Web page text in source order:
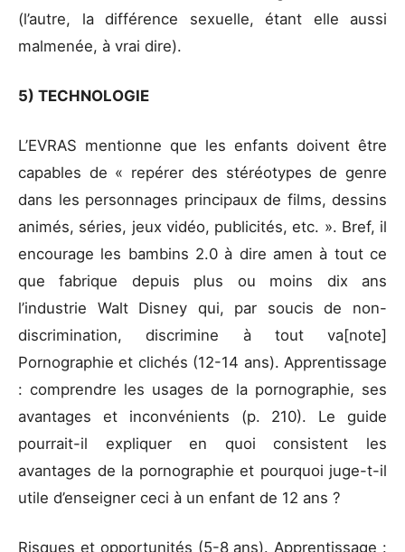
(l’autre, la différence sexuelle, étant elle aussi
malmenée, à vrai dire).
5) TECHNOLOGIE
L’EVRAS mentionne que les enfants doivent être
capables de « repérer des stéréotypes de genre
dans les personnages principaux de films, dessins
animés, séries, jeux vidéo, publicités, etc. ». Bref, il
encourage les bambins 2.0 à dire amen à tout ce
que fabrique depuis plus ou moins dix ans
l’industrie Walt Disney qui, par soucis de non-
discrimination, discrimine à tout va[note]
Pornographie et clichés (12-14 ans). Apprentissage
: comprendre les usages de la pornographie, ses
avantages et inconvénients (p. 210). Le guide
pourrait-il expliquer en quoi consistent les
avantages de la pornographie et pourquoi juge-t-il
utile d’enseigner ceci à un enfant de 12 ans ?
Risques et opportunités (5-8 ans). Apprentissage :